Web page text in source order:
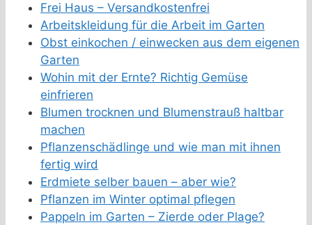
Frei Haus – Versandkostenfrei
Arbeitskleidung für die Arbeit im Garten
Obst einkochen / einwecken aus dem eigenen
Garten
Wohin mit der Ernte? Richtig Gemüse
einfrieren
Blumen trocknen und Blumenstrauß haltbar
machen
Pflanzenschädlinge und wie man mit ihnen
fertig wird
Erdmiete selber bauen – aber wie?
Pflanzen im Winter optimal pflegen
Pappeln im Garten – Zierde oder Plage?